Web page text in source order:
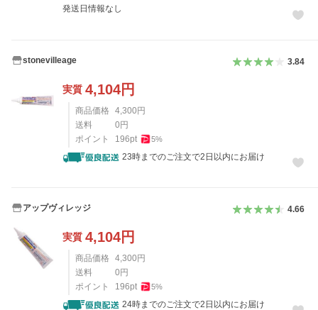
発送日情報なし
stonevilleage 3.84
実質 4,104円
商品価格 4,300 円
送料
0 円
ポイント
196pt 5%
23時までのご注文で2日以内にお届け
アップヴィレッジ 4.66
実質 4,104円
商品価格 4,300 円
送料
0 円
ポイント
196pt 5%
24時までのご注文で2日以内にお届け